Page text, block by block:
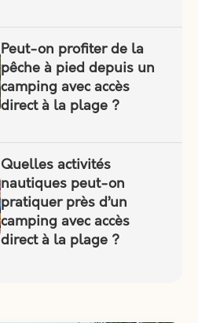
Peut-on profiter de la
pêche à pied depuis un
camping avec accès
direct à la plage ?
Quelles activités
nautiques peut-on
pratiquer près d’un
camping avec accès
direct à la plage ?